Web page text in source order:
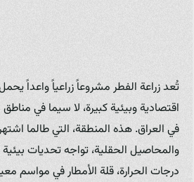
تُعد زراعة الفطر مشروعاً زراعياً واعداً
اقتصادية وبيئية كبيرة، لا سيما في
في العراق. هذه المنطقة، التي طالما
والمحاصيل الحقلية، تواجه تحديات بيئية
درجات الحرارة، قلة الأمطار في مواسم